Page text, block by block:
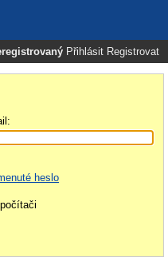
Přihlásit Registrovat
heslo